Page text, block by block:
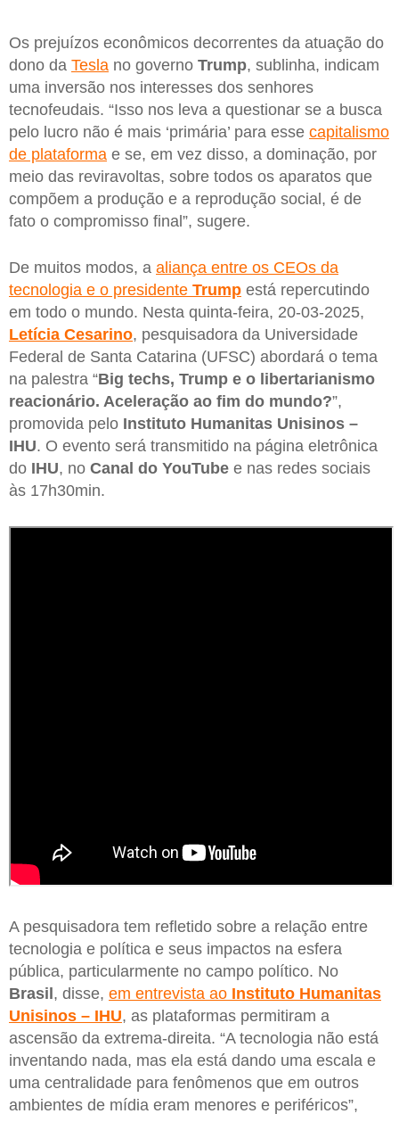
Os prejuízos econômicos decorrentes da atuação do
dono da Tesla no governo Trump, sublinha, indicam
uma inversão nos interesses dos senhores
tecnofeudais. “Isso nos leva a questionar se a busca
pelo lucro não é mais ‘primária’ para esse capitalismo
de plataforma e se, em vez disso, a dominação, por
meio das reviravoltas, sobre todos os aparatos que
compõem a produção e a reprodução social, é de
fato o compromisso final”, sugere.
De muitos modos, a aliança entre os CEOs da
tecnologia e o presidente Trump está repercutindo
em todo o mundo. Nesta quinta-feira, 20-03-2025,
Letícia Cesarino, pesquisadora da Universidade
Federal de Santa Catarina (UFSC) abordará o tema
na palestra “Big techs, Trump e o libertarianismo
reacionário. Aceleração ao fim do mundo?”,
promovida pelo Instituto Humanitas Unisinos –
IHU. O evento será transmitido na página eletrônica
do IHU, no Canal do YouTube e nas redes sociais
às 17h30min.
A pesquisadora tem refletido sobre a relação entre
tecnologia e política e seus impactos na esfera
pública, particularmente no campo político. No
Brasil , disse, em entrevista ao Instituto Humanitas
Unisinos – IHU, as plataformas permitiram a
ascensão da extrema-direita. “A tecnologia não está
inventando nada, mas ela está dando uma escala e
uma centralidade para fenômenos que em outros
ambientes de mídia eram menores e periféricos”,